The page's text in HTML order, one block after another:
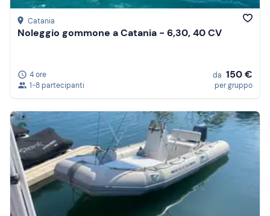
Catania
Noleggio gommone a Catania - 6,30, 40 CV
4 ore
1-8 partecipanti
da 150 €
per gruppo